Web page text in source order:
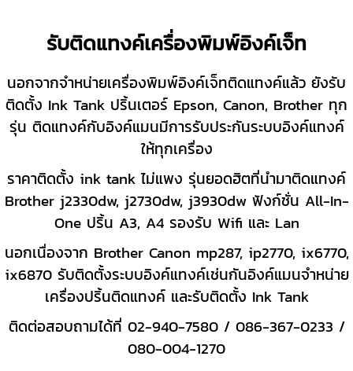
รับติดแทงค์เครื่องพิมพ์อิงค์เจ็ท
นอกจากจำหน่ายเครื่องพิมพ์อิงค์เจ็ทติดแทงค์แล้ว ยังรับ
ติดตั้ง Ink Tank ปริ้นเตอร์ Epson, Canon, Brother ทุก
รุ่น ติดแทงค์กับอิงค์แมนมีการรับประกันระบบอิงค์แทงค์
ให้ทุกเครื่อง
ราคาติดตั้ง ink tank ไม่แพง รุ่นยอดฮิตที่นำมาติดแทงค์
Brother j2330dw, j2730dw, j3930dw ฟังก์ชั่น All-In-
One ปริ้น A3, A4 รองรับ Wifi และ Lan
นอกเนื่องจาก Brother Canon mp287, ip2770, ix6770,
ix6870 รับติดตั้งระบบอิงค์แทงค์เช่นกันอิงค์แมนจำหน่าย
เครื่องปริ้นติดแทงค์ และรับติดตั้ง Ink Tank
ติดต่อสอบถามได้ที่ 02-940-7580 / 086-367-0233 /
080-004-1270